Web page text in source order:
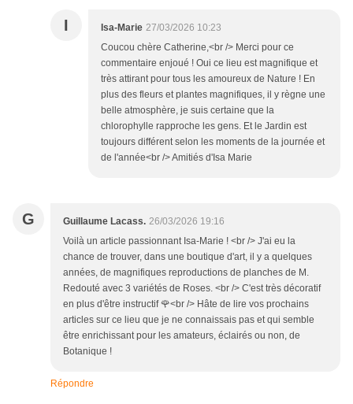
I Isa-Marie 27/03/2026 10:23
Coucou chère Catherine,<br /> Merci pour ce
commentaire enjoué ! Oui ce lieu est magnifique et
très attirant pour tous les amoureux de Nature ! En
plus des fleurs et plantes magnifiques, il y règne une
belle atmosphère, je suis certaine que la
chlorophylle rapproche les gens. Et le Jardin est
toujours différent selon les moments de la journée et
de l'année<br /> Amitiés d'Isa Marie
G Guillaume Lacass. 26/03/2026 19:16
Voilà un article passionnant Isa-Marie ! <br /> J'ai eu la
chance de trouver, dans une boutique d'art, il y a quelques
années, de magnifiques reproductions de planches de M.
Redouté avec 3 variétés de Roses. <br /> C'est très décoratif
en plus d'être instructif 🌹<br /> Hâte de lire vos prochains
articles sur ce lieu que je ne connaissais pas et qui semble
être enrichissant pour les amateurs, éclairés ou non, de
Botanique !
Répondre